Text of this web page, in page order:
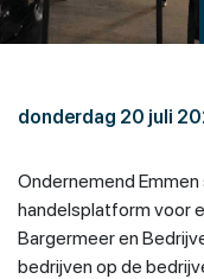
donderdag 20 juli
Ondernemend
handelsplatform voor
Bargermeer en
bedrijven op de